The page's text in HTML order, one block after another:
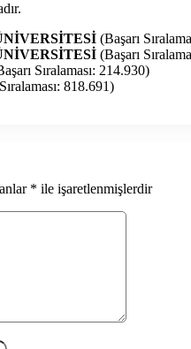
(Başarı
(Başarı
Sıralaması: 214.930)
818.691)
* ile işaretlenmişlerdir